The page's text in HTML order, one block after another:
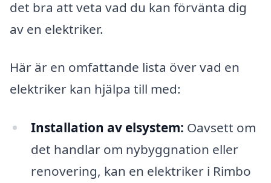
det bra att veta vad du kan förvänta dig
av en elektriker.
Här är en omfattande lista över vad en
elektriker kan hjälpa till med:
Installation av elsystem: Oavsett om
det handlar om nybyggnation eller
renovering, kan en elektriker i Rimbo